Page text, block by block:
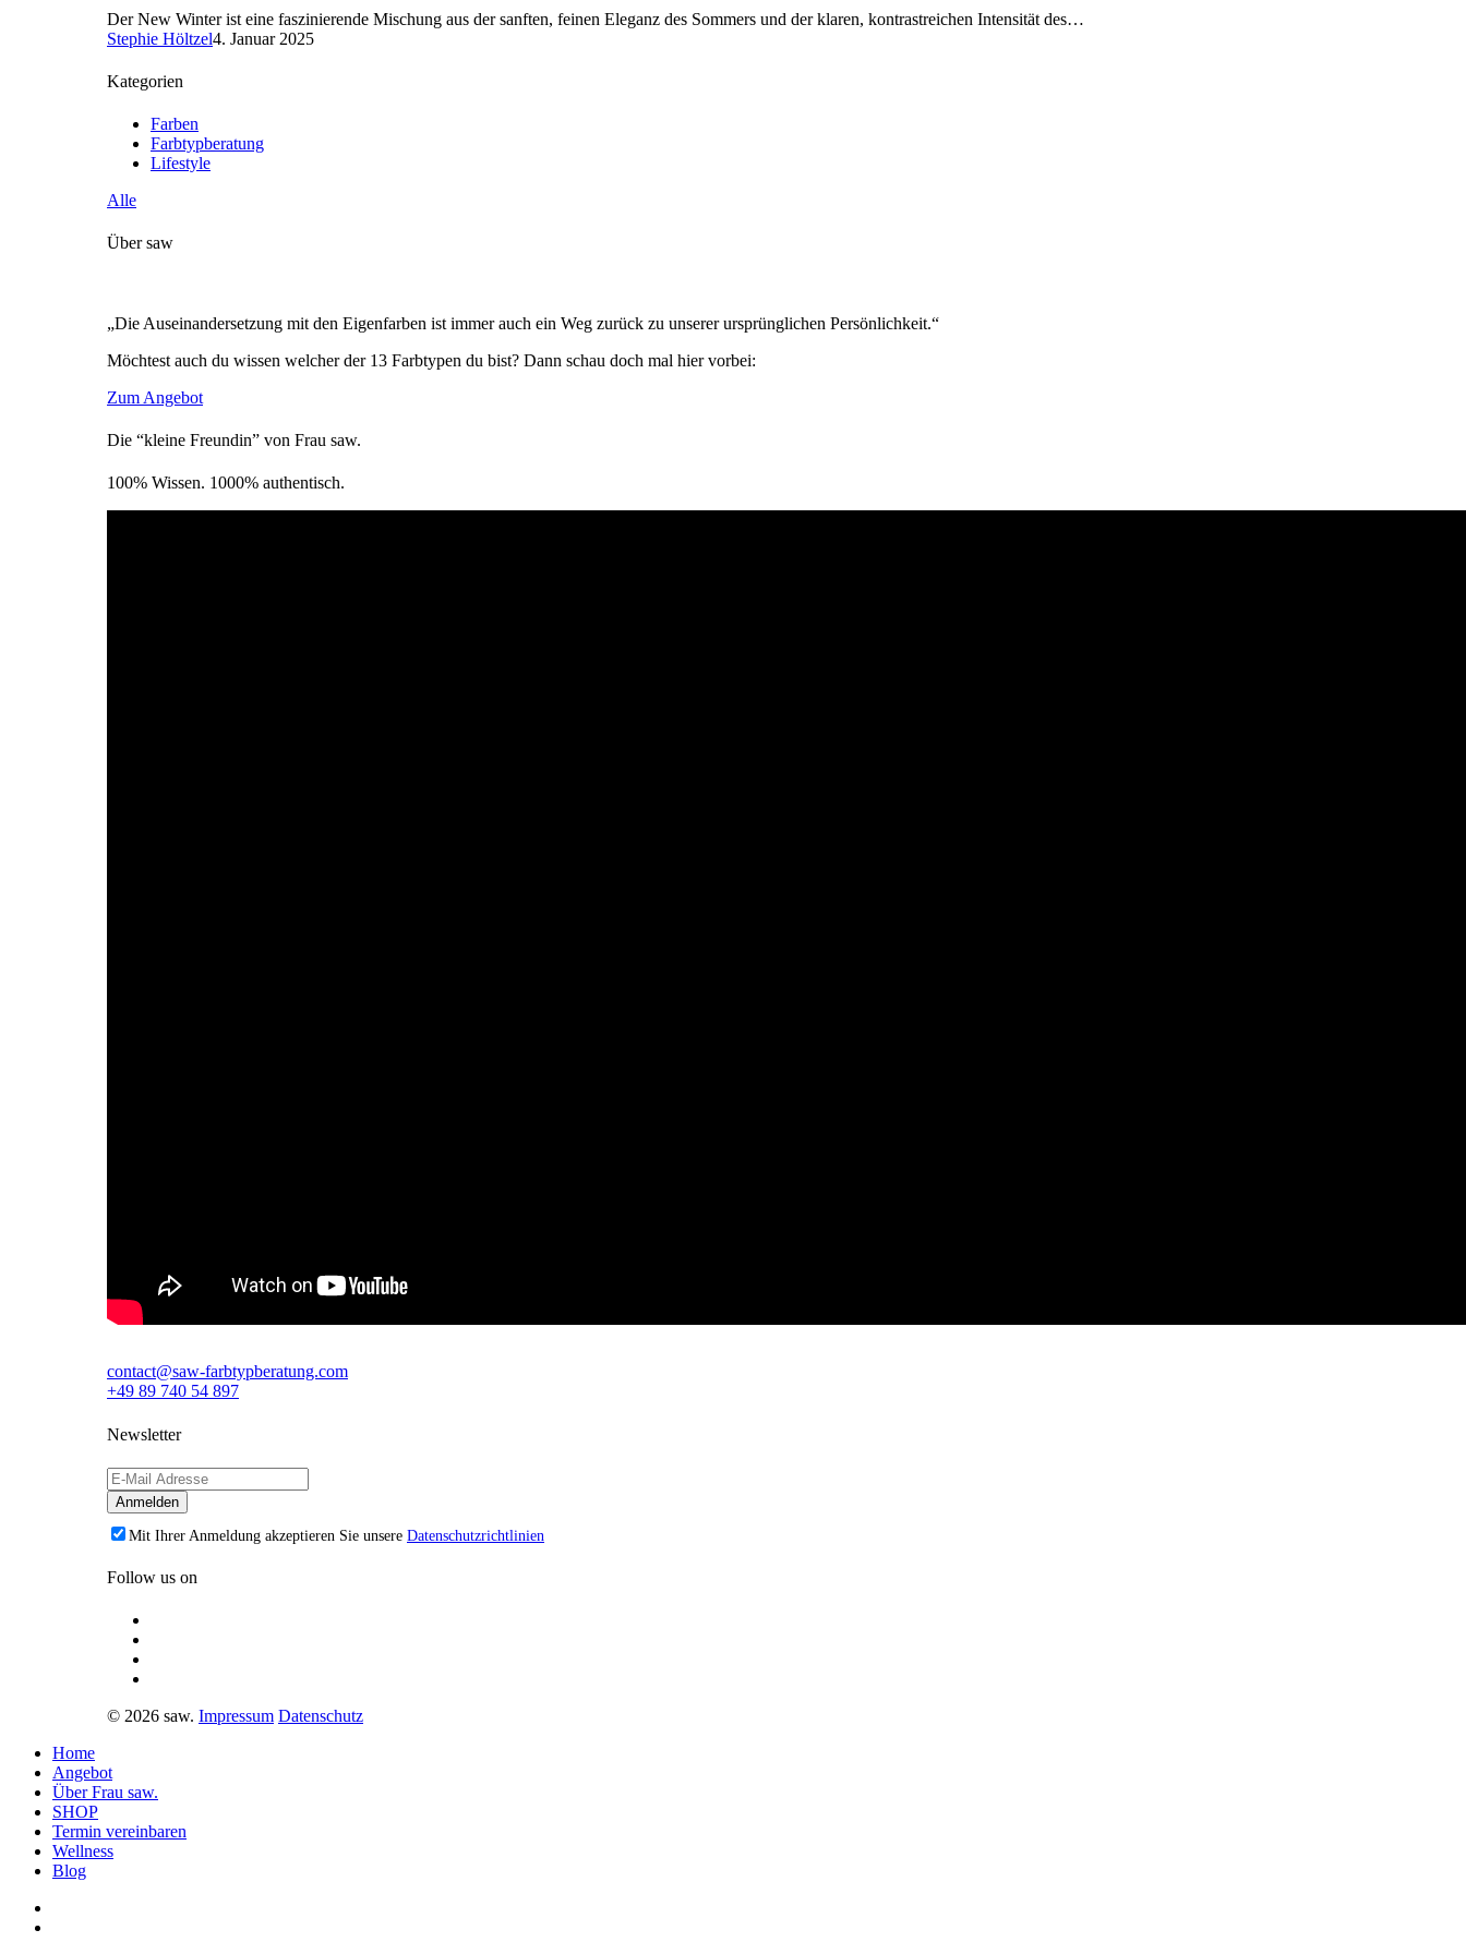
Der New Winter ist eine faszinierende Mischung aus der sanften, feinen Eleganz des Sommers und der klaren, kontrastreichen Intensität des…
Stephie Höltzel4. Januar 2025
Kategorien
Farben
Farbtypberatung
Lifestyle
Alle
Über saw
„Die Auseinandersetzung mit den Eigenfarben ist immer auch ein Weg zurück zu unserer ursprünglichen Persönlichkeit.“
Möchtest auch du wissen welcher der 13 Farbtypen du bist? Dann schau doch mal hier vorbei:
Zum Angebot
Die “kleine Freundin” von Frau saw.
100% Wissen. 1000% authentisch.
contact@saw-farbtypberatung.com
+49 89 740 54 897
Newsletter
Mit Ihrer Anmeldung akzeptieren Sie unsere Datenschutzrichtlinien
Follow us on
© 2026 saw. Impressum Datenschutz
Home
Angebot
Über Frau saw.
SHOP
Termin vereinbaren
Wellness
Blog